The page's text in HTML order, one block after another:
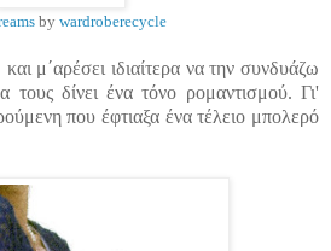
by wardroberecycle
και μ΄αρέσει ιδιαίτερα να την συνδυάζω
τους δίνει ένα τόνο ρομαντισμού. Γι'
που έφτιαξα ένα τέλειο μπολερό